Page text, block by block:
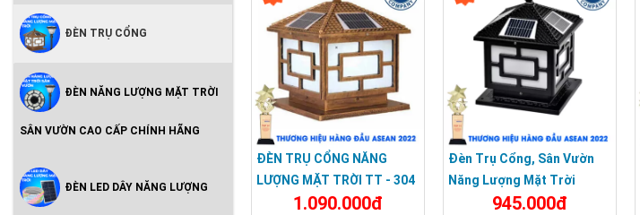
Hoàng Quốc Bảo - Độ Sáng Cao,
ĐÈN TRỤ CỔNG
ĐÈN NĂNG LƯỢNG MẶT TRỜI
SÂN VƯỜN CAO CẤP CHÍNH HÃNG
ĐÈN LED DÂY NĂNG LƯỢNG
ĐÈN TRỤ CỔNG NĂNG
LƯỢNG MẶT TRỜI TT - 304
Màu Vàng1.090.000đ
Đèn Trụ Cổng, Sân Vườn
Năng Lượng Mặt Trời
945.000đ